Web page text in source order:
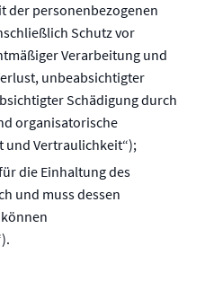
der personenbezogenen
Schutz vor
Verarbeitung und
unbeabsichtigter
Schädigung durch
organisatorische
und Vertraulichkeit“);
die Einhaltung des
und muss dessen